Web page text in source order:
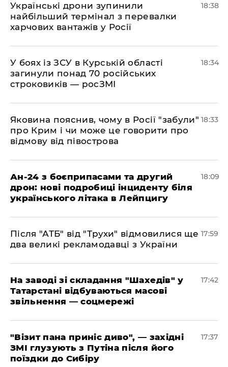
​Українські дрони зупинили
найбільший термінал з перевалки
харчових вантажів у Росії
18:38
​У боях із ЗСУ в Курській області
загинули понад 70 російських
строковиків — росЗМІ
18:34
​Яковина пояснив, чому в Росії "забули"
про Крим і чи може це говорити про
відмову від півострова
18:33
​Ан-24 з боєприпасами та другий
дрон: нові подробиці інциденту біля
українського літака в Лейпцигу
18:09
​Після "АТБ" від "Трухи" відмовилися ще
два великі рекламодавці з України
17:59
​На заводі зі складання "Шахедів" у
Татарстані відбуваються масові
звільнення — соцмережі
17:42
"Візит пана приніс диво", — західні
ЗМІ глузують з Путіна після його
поїздки до Сибіру
17:37